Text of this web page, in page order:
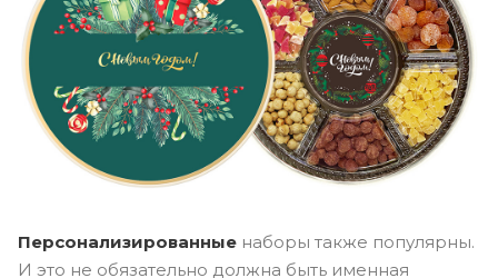
Персонализированные наборы также популярны.
И это не обязательно должна быть именная